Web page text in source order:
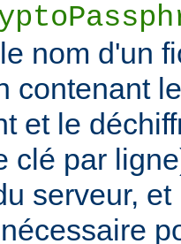
nom d'un
contenant
et le
clé par
serveur,